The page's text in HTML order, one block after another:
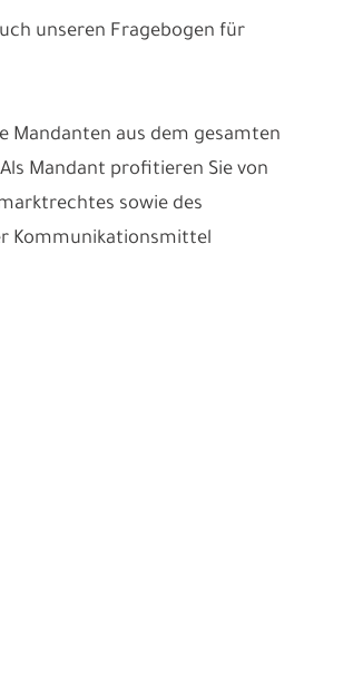
unseren Fragebogen für
Mandanten aus dem gesamten
Mandant profitieren Sie von
sowie des
Kommunikationsmittel